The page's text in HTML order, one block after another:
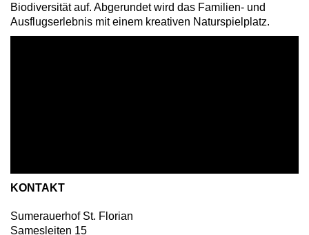
Biodiversität auf. Abgerundet wird das Familien- und
Ausflugserlebnis mit einem kreativen Naturspielplatz.
KONTAKT
Sumerauerhof St. Florian
Samesleiten 15